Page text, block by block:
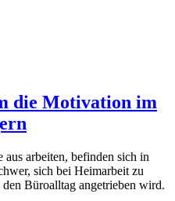
die Motivation im
arbeiten, befinden sich in
sich bei Heimarbeit zu
Büroalltag angetrieben wird.